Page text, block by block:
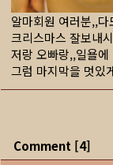
알마회원 여러분,,
크리스마스 잘보내
저랑 오빠랑,,일욜
그럼 마지막을 멋있
Comment [4]